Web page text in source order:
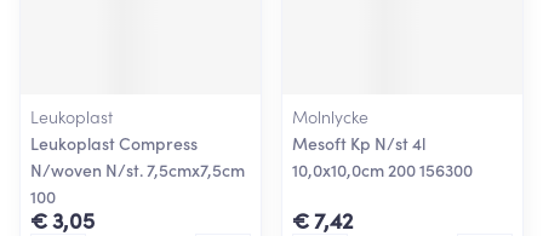
Leukoplast
Leukoplast Compress
N/woven N/st. 7,5cmx7,5cm
100
€ 3,05
Molnlycke
Mesoft Kp N/st 4l
10,0x10,0cm 200 156300
€ 7,42